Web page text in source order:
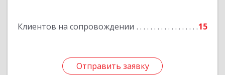
Клиентов на сопровождении 15
Отправить заявку
Отправить заявку